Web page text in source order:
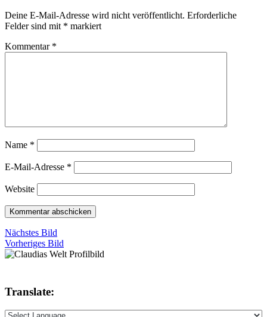
Deine E-Mail-Adresse wird nicht veröffentlicht. Erforderliche
Felder sind mit * markiert
Kommentar *
Name *
E-Mail-Adresse *
Website
Nächstes Bild
Vorheriges Bild
Translate: